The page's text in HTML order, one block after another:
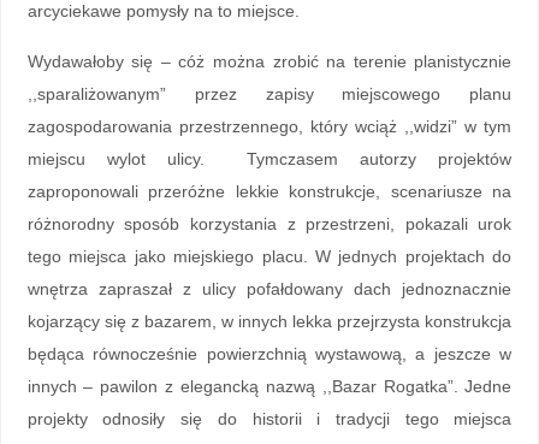
arcyciekawe pomysły na to miejsce.
Wydawałoby się – cóż można zrobić na terenie planistycznie
,,sparaliżowanym” przez zapisy miejscowego planu
zagospodarowania przestrzennego, który wciąż ,,widzi” w tym
miejscu wylot ulicy. Tymczasem autorzy projektów
zaproponowali przeróżne lekkie konstrukcje, scenariusze na
różnorodny sposób korzystania z przestrzeni, pokazali urok
tego miejsca jako miejskiego placu. W jednych projektach do
wnętrza zapraszał z ulicy pofałdowany dach jednoznacznie
kojarzący się z bazarem, w innych lekka przejrzysta konstrukcja
będąca równocześnie powierzchnią wystawową, a jeszcze w
innych – pawilon z elegancką nazwą ,,Bazar Rogatka”. Jedne
projekty odnosiły się do historii i tradycji tego miejsca